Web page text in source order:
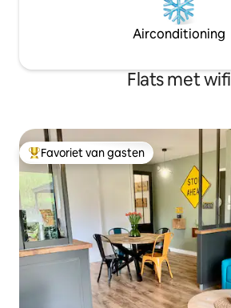
Airconditioning
Flats met wifi
Topfavoriet van gasten
Favoriet van gasten